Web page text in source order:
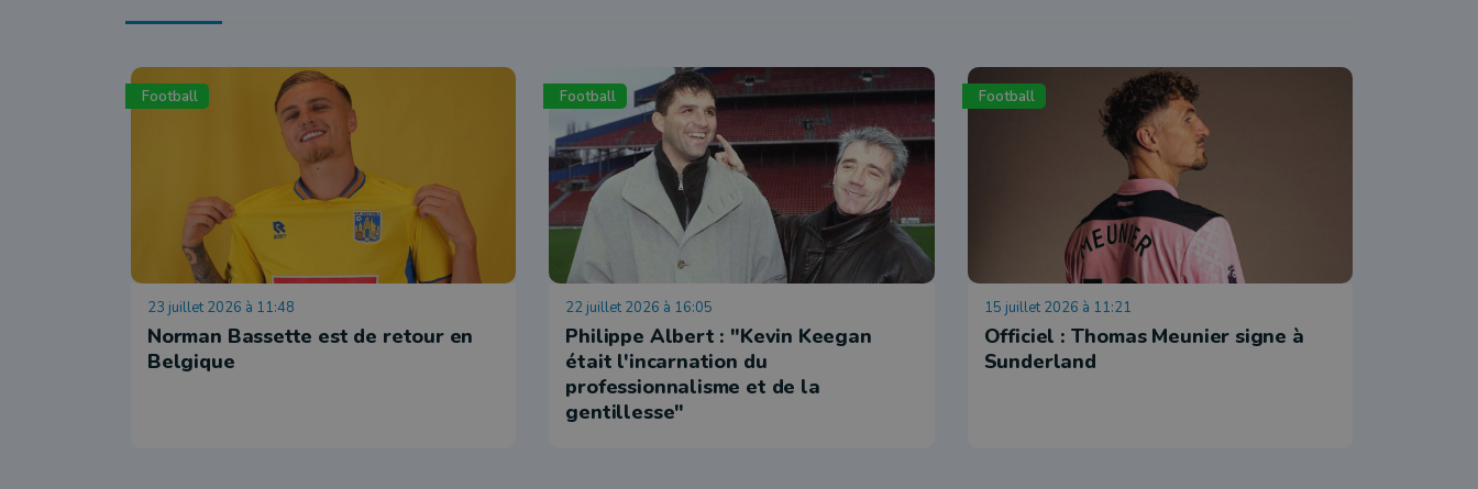
Football
23 juillet 2026 à 11:48
Norman Bassette est de retour en
Belgique
Football
22 juillet 2026 à 16:05
Philippe Albert : "Kevin Keegan
était l'incarnation du
professionnalisme et de la
gentillesse"
Football
15 juillet 2026 à 11:21
Officiel : Thomas Meunier signe à
Sunderland